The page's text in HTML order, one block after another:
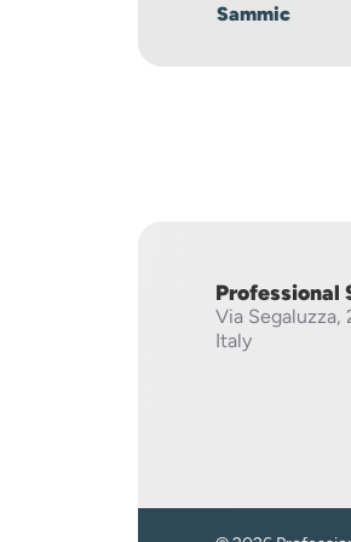
Sammic
Professional
Via Segaluzza,
Italy